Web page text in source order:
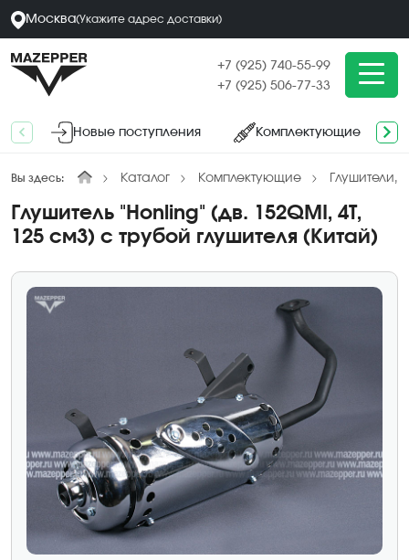
Москва(Укажите адрес доставки)
+7 (925) 740-55-99
+7 (925) 506-77-33
Новые поступления Комплектующие
Вы здесь: Каталог Комплектующие Глушители,
Глушитель "Honling" (дв. 152QMI, 4T,
125 см3) с трубой глушителя (Китай)